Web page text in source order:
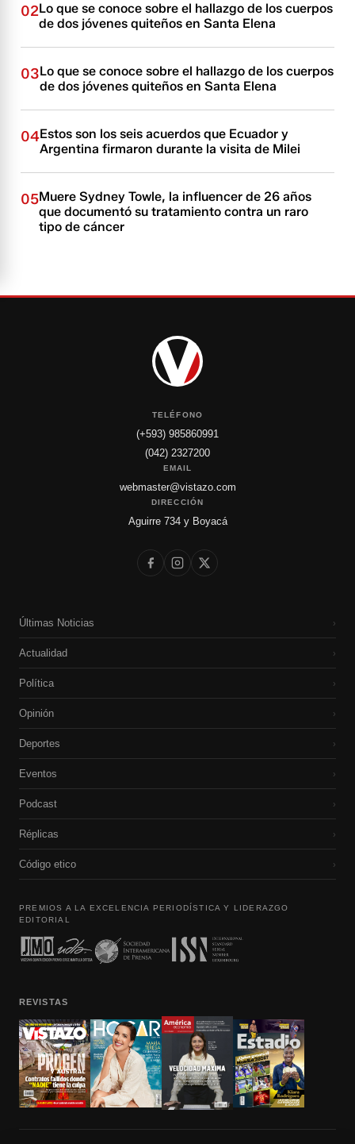
02Lo que se conoce sobre el hallazgo de los cuerpos
de dos jóvenes quiteños en Santa Elena
03Lo que se conoce sobre el hallazgo de los cuerpos
de dos jóvenes quiteños en Santa Elena
04Estos son los seis acuerdos que Ecuador y
Argentina firmaron durante la visita de Milei
05Muere Sydney Towle, la influencer de 26 años
que documentó su tratamiento contra un raro
tipo de cáncer
TELÉFONO
(+593) 985860991
(042) 2327200
EMAIL
webmaster@vistazo.com
DIRECCIÓN
Aguirre 734 y Boyacá
Últimas Noticias ›
Actualidad ›
Política ›
Opinión ›
Deportes ›
Eventos ›
Podcast ›
Réplicas ›
Código etico ›
PREMIOS A LA EXCELENCIA PERIODÍSTICA Y LIDERAZGO
EDITORIAL
REVISTAS